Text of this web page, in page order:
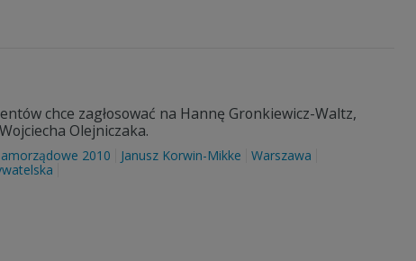
chce zagłosować na Hannę Gronkiewicz-Waltz,
Olejniczaka.
2010 Janusz Korwin-Mikke
Warszawa